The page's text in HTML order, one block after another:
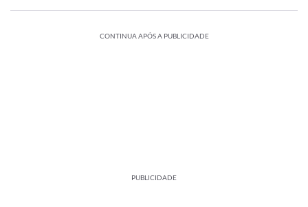
CONTINUA APÓS A PUBLICIDADE
PUBLICIDADE